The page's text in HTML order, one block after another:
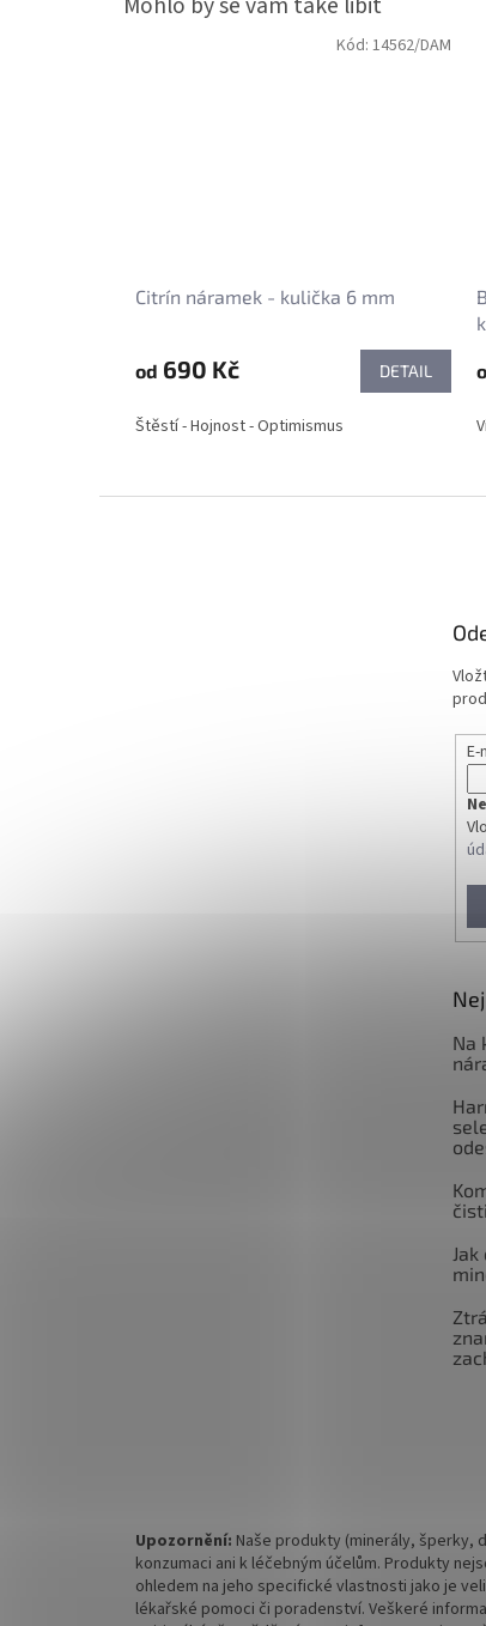
Citrín náramek - kulička 6 mm
od 690 Kč DETAIL
Štěstí - Hojnost - Optimismus
Kód: 14562/DAM
E-
Na
Upozornění: Naše produkty (minerály, šperky,
konzumaci ani k léčebným účelům. Produkty
ohledem na jeho specifické vlastnosti jako je
lékařské pomoci či poradenství. Veškeré